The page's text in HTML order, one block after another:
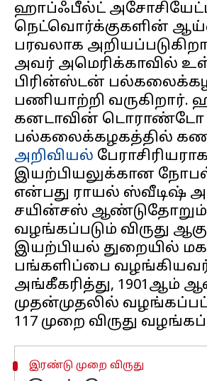
ஹாப்ஃபீல்ட்
நெட்வொர்க்குகளின்
பரவலாக
அவர் அமெரிக்காவில்
பிரின்ஸ்டன்
பணியாற்றி
கனடாவின் டொராண்டோ
பல்கலைக்கழகத்தில்
அறிவியல்
இயற்பியலுக்கான நோபல்
என்பது ராயல் ஸ்வீடிஷ்
சயின்சஸ் ஆண்டுதோறும்
வழங்கப்படும் விருது
இயற்பியல் துறையில்
பங்களிப்பை
அங்கீகரித்து, 1901ஆம்
முதன்முதலில்
இரண்டு முறை விருது